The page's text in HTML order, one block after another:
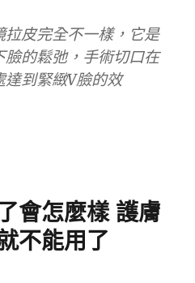
拉皮完全不一樣，它是
臉的鬆弛，手術切口在
到緊緻V臉的效
會怎麼樣 護膚
不能用了